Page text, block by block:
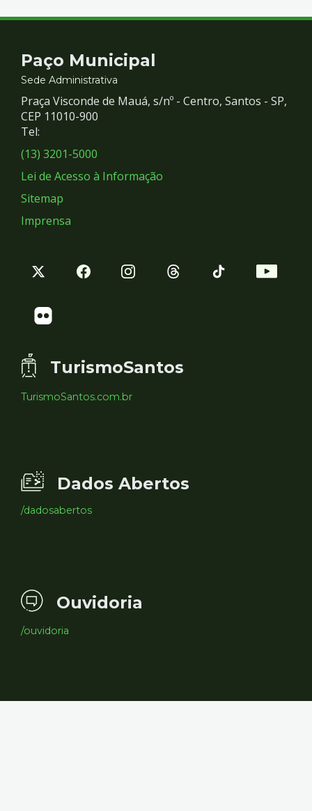
Contato
e
Redes
Sociais
Paço Municipal
Sede Administrativa
Praça Visconde de Mauá, s/nº - Centro, Santos - SP,
CEP 11010-900
Tel:
(13) 3201-5000
Lei de Acesso à Informação
Sitemap
Imprensa
TurismoSantos
TurismoSantos.com.br
Dados Abertos
/dadosabertos
Ouvidoria
/ouvidoria